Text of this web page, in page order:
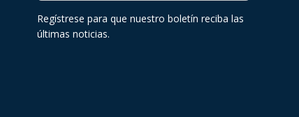
Regístrese para que nuestro boletín reciba las
últimas noticias.